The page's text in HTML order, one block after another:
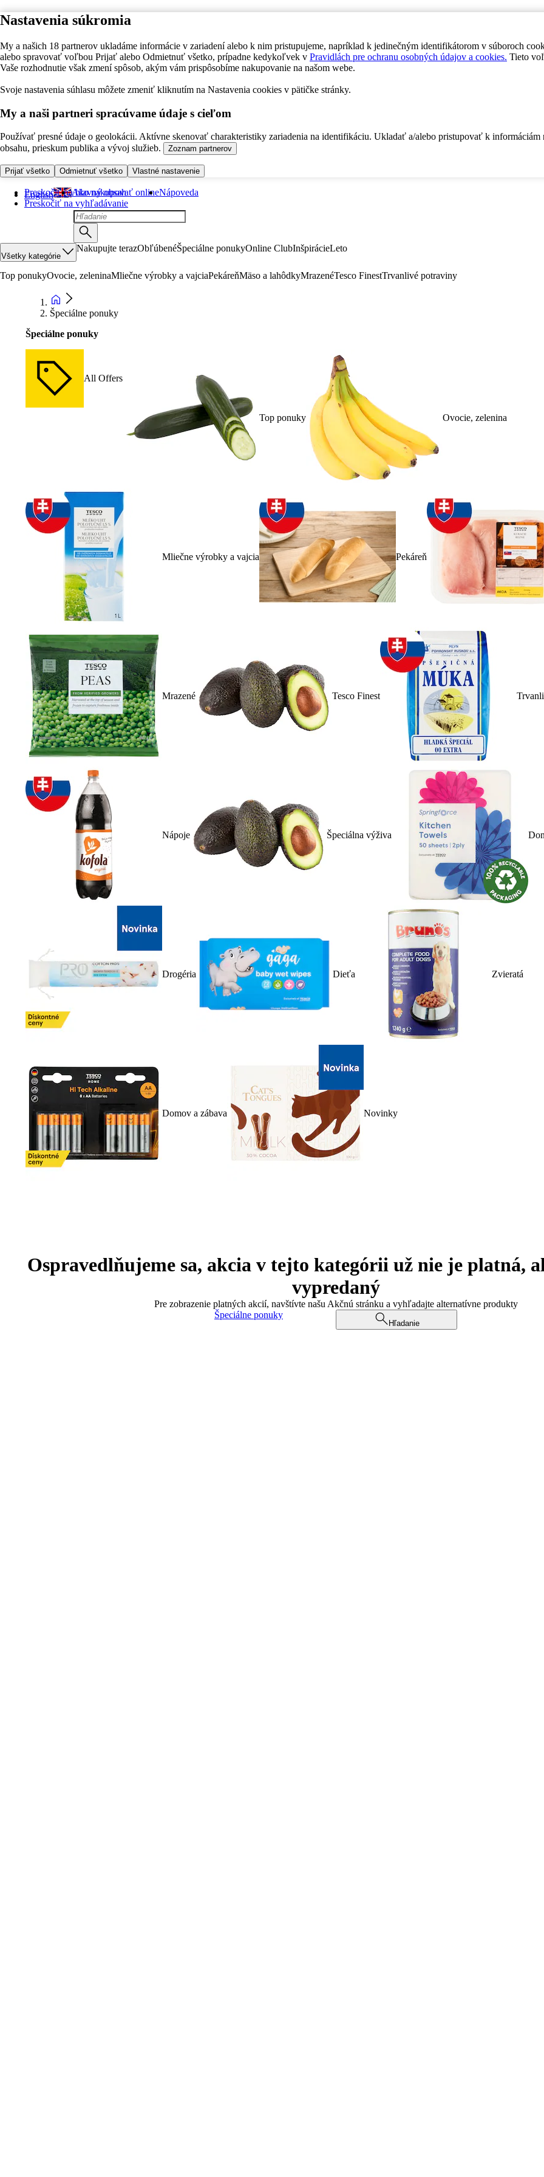
Nastavenia súkromia
My a našich 18 partnerov ukladáme informácie v zariadení alebo k nim pristupujeme, napríklad k jedinečným identifikátorom v súboroch
alebo spravovať voľbou Prijať alebo Odmietnuť všetko, prípadne kedykoľvek v Pravidlách pre ochranu osobných údajov a cookies. Tieto
Vaše rozhodnutie však zmení spôsob, akým vám prispôsobíme nakupovanie na našom webe.
Svoje nastavenia súhlasu môžete zmeniť kliknutím na Nastavenia cookies v pätičke stránky.
My a naši partneri spracúvame údaje s cieľom
Používať presné údaje o geolokácii. Aktívne skenovať charakteristiky zariadenia na identifikáciu. Ukladať a/alebo pristupovať k informáciám
obsahu, prieskum publika a vývoj služieb.
Zoznam partnerov
Prijať všetko Odmietnuť všetko Vlastné nastavenie
Preskočiť na hlavný obsah
Preskočiť na vyhľadávanie
English Ako nakupovať onlineNápoveda
Všetky kategórie
Nakupujte terazObľúbenéŠpeciálne ponukyOnline ClubInšpirácieLeto
Top ponukyOvocie, zeleninaMliečne výrobky a vajciaPekáreňMäso a lahôdkyMrazenéTesco FinestTrvanlivé potraviny
Špeciálne ponuky
Špeciálne ponuky
All Offers
Top ponuky Ovocie, zelenina
Mliečne výrobky a vajcia Pekáreň
Mrazené Tesco Finest
Nápoje Špeciálna výživa
Drogéria Dieťa Zvieratá
Domov a zábava Novinky
Ospravedlňujeme sa, akcia v tejto kategórii už nie je platná,
vypredaný
Pre zobrazenie platných akcií, navštívte našu Akčnú stránku a vyhľadajte alternatívne produkty
Špeciálne ponuky
Hľadanie